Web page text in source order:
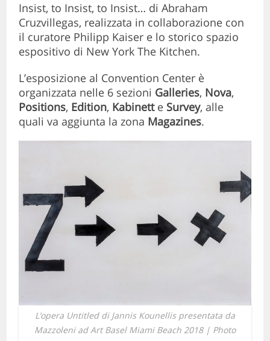
Insist, to Insist, to Insist… di Abraham
Cruzvillegas, realizzata in collaborazione con
il curatore Philipp Kaiser e lo storico spazio
espositivo di New York The Kitchen.
L’esposizione al Convention Center è
organizzata nelle 6 sezioni Galleries, Nova,
Positions, Edition, Kabinette Survey, alle
quali va aggiunta la zona Magazines.
L’opera Untitled di Jannis Kounellis presentata da
Mazzoleni ad Art Basel Miami Beach 2018 | Photo